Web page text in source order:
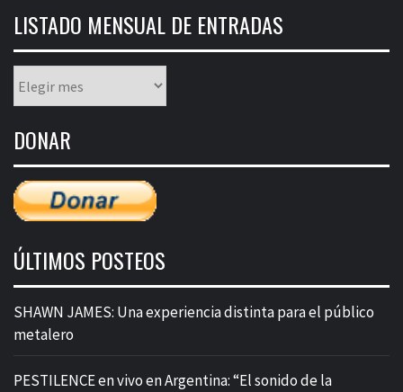
LISTADO MENSUAL DE ENTRADAS
mensual
entradas
DONAR
ÚLTIMOS POSTEOS
SHAWN JAMES: Una experiencia distinta para el público
metalero
PESTILENCE en vivo en Argentina: “El sonido de la